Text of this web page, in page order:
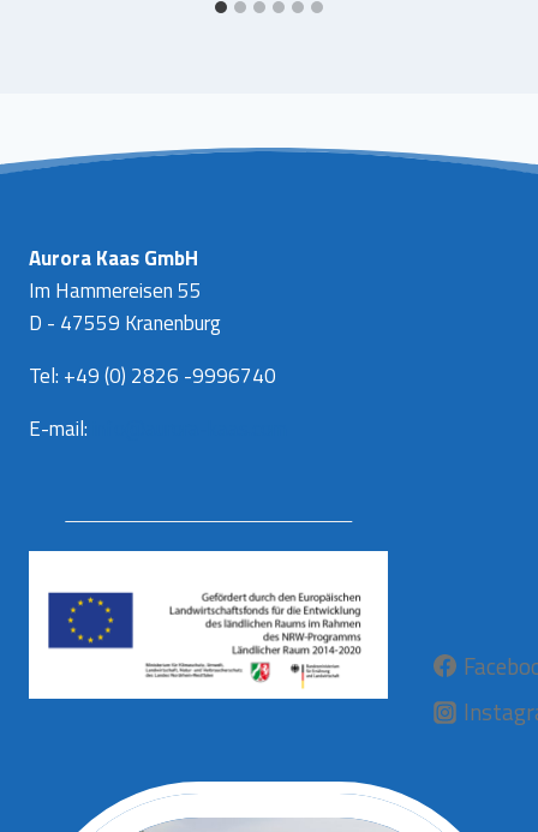
Aurora Kaas GmbH
Im Hammereisen 55
D - 47559 Kranenburg
Tel: +49 (0) 2826 -9996740
E-mail: